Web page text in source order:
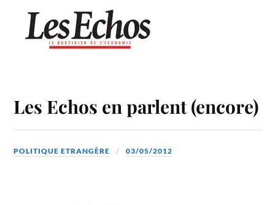
Les Echos en parlent (encore)
POLITIQUE ETRANGÈRE 03/05/2012